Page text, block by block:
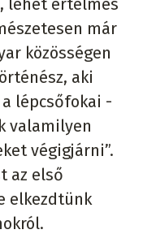
lehet értelmes
már
közösségen
aki
lépcsőfokai -
valamilyen
végigjárni”.
az első
elkezdtünk